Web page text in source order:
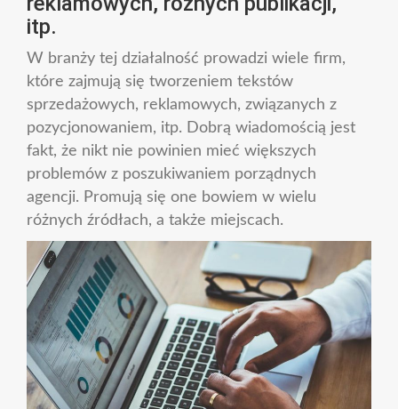
itp.
W branży tej działalność prowadzi wiele firm,
które zajmują się tworzeniem tekstów
sprzedażowych, reklamowych, związanych z
pozycjonowaniem, itp. Dobrą wiadomością jest
fakt, że nikt nie powinien mieć większych
problemów z poszukiwaniem porządnych
agencji. Promują się one bowiem w wielu
różnych źródłach, a także miejscach.